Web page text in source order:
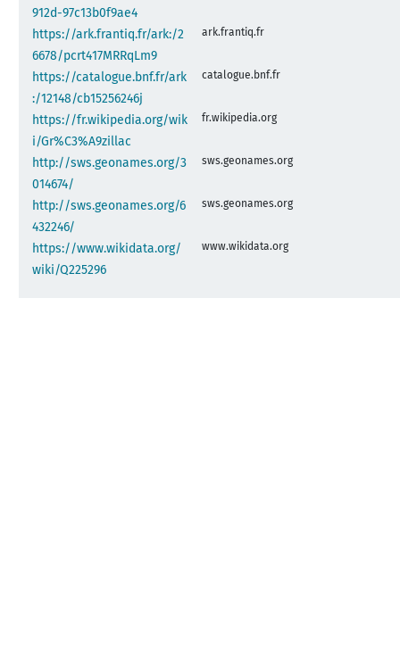
912d-97c13b0f9ae4
https://ark.frantiq.fr/ark:/2
6678/pcrt417MRRqLm9
ark.frantiq.fr
https://catalogue.bnf.fr/ark
:/12148/cb15256246j
catalogue.bnf.fr
https://fr.wikipedia.org/wik
i/Gr%C3%A9zillac
fr.wikipedia.org
http://sws.geonames.org/3
014674/
sws.geonames.org
http://sws.geonames.org/6
432246/
sws.geonames.org
https://www.wikidata.org/
wiki/Q225296
www.wikidata.org